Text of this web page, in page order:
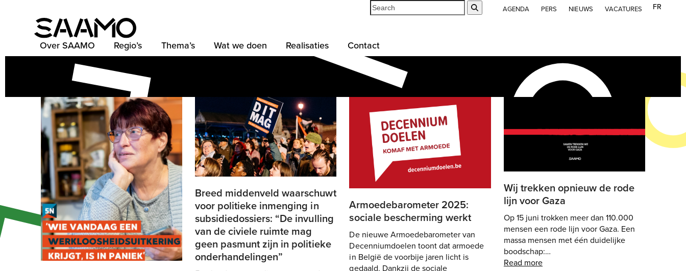
FR
AGENDA PERS NIEUWS VACATURES
Search
Over SAAMO Regio’s Thema’s Wat we doen Realisaties Contact
Breed middenveld waarschuwt
voor politieke inmenging in
subsidiedossiers: “De invulling
van de civiele ruimte mag
geen pasmunt zijn in politieke
onderhandelingen”
Armoedebarometer 2025:
sociale bescherming werkt
De nieuwe Armoedebarometer van
Decenniumdoelen toont dat armoede
in België de voorbije jaren licht is
gedaald. Dankzij de sociale
Wij trekken opnieuw de rode
lijn voor Gaza
Op 15 juni trokken meer dan 110.000
mensen een rode lijn voor Gaza. Een
massa mensen met één duidelijke
boodschap:…
Read more